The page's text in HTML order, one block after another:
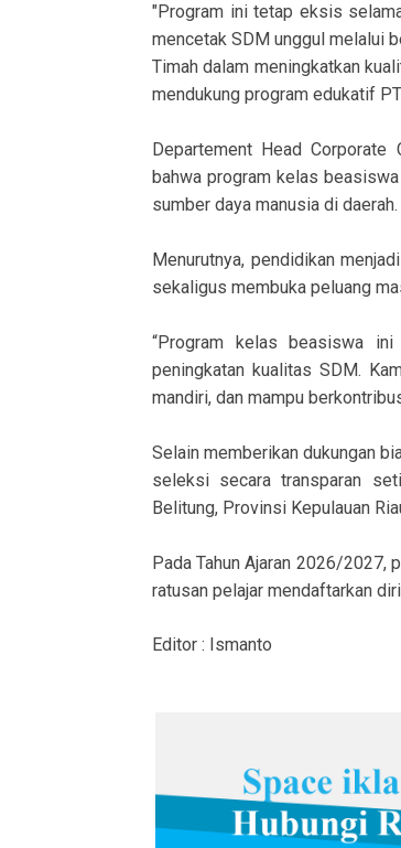
"Program ini tetap eksis
mencetak SDM unggul melalui
Timah dalam meningkatkan
mendukung program edukatif
Departement Head Corporate
bahwa program kelas
sumber daya manusia di daerah.
Menurutnya, pendidikan
sekaligus membuka peluang
“Program kelas beasiswa ini
peningkatan kualitas SDM.
mandiri, dan mampu
Selain memberikan dukungan
seleksi secara transparan
Belitung, Provinsi Kepulauan
Pada Tahun Ajaran 2026/2027,
ratusan pelajar mendaftarkan
Editor : Ismanto